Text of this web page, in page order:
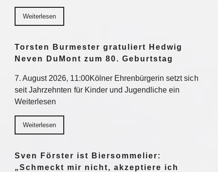
Weiterlesen
Torsten Burmester gratuliert Hedwig
Neven DuMont zum 80. Geburtstag
7. August 2026, 11:00Kölner Ehrenbürgerin setzt sich
seit Jahrzehnten für Kinder und Jugendliche ein
Weiterlesen
Weiterlesen
Sven Förster ist Biersommelier:
„Schmeckt mir nicht, akzeptiere ich